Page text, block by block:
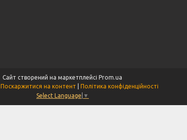
Сайт створений на маркетплейсі Prom.ua
Поскаржитися на контент
Політика конфіденційності
Select Language ▼